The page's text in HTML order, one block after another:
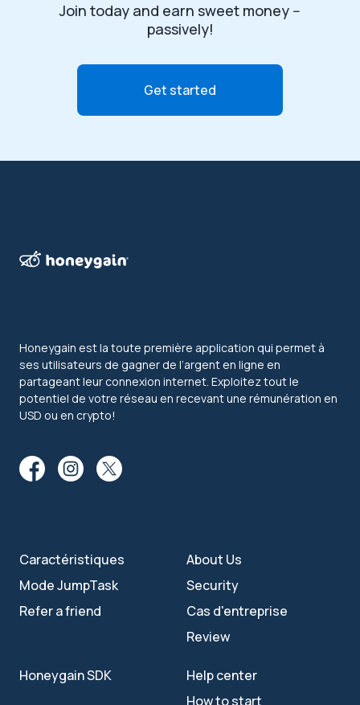
Join today and earn sweet money --
passively!
Get started
Honeygain est la toute première application qui permet à
ses utilisateurs de gagner de l’argent en ligne en
partageant leur connexion internet. Exploitez tout le
potentiel de votre réseau en recevant une rémunération en
USD ou en crypto!
Caractéristiques
Mode JumpTask
Refer a friend
About Us
Security
Cas d'entreprise
Review
Honeygain SDK
Help center
How to start